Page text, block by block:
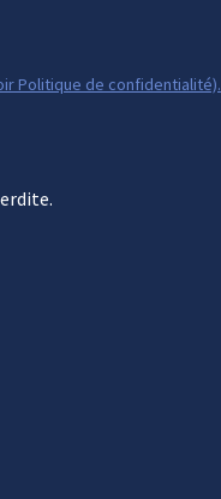
Politique de confidentialité).